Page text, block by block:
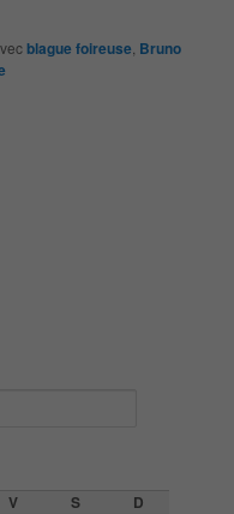
blague foireuse, Bruno
V S
D